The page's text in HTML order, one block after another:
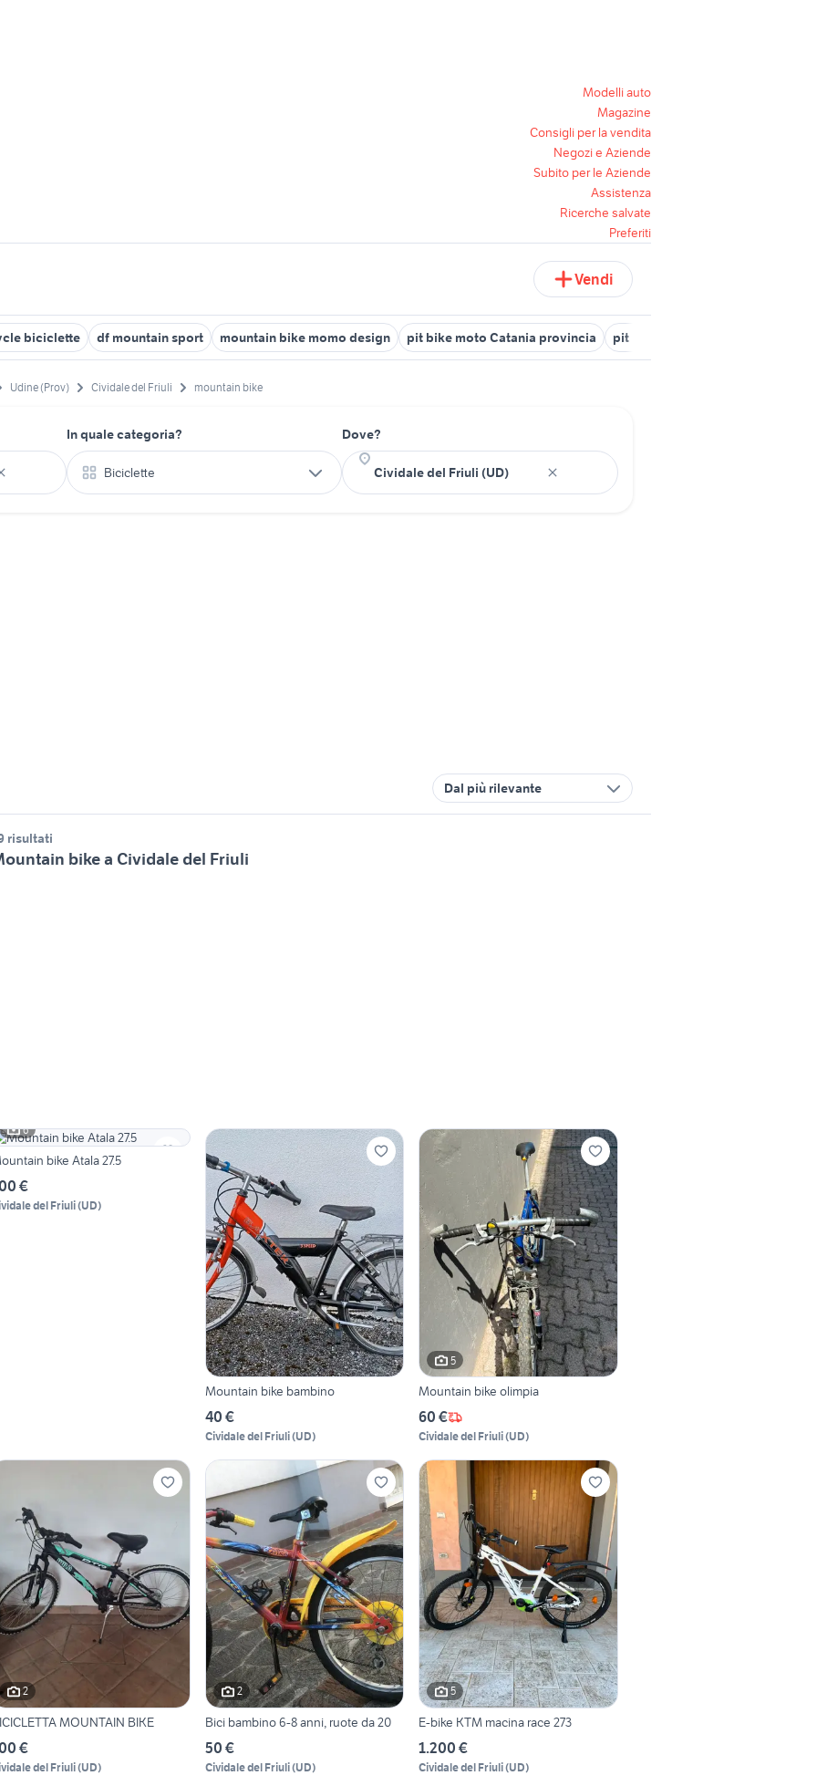
Modelli auto
Magazine
Consigli per la vendita
Negozi e Aziende
Subito per le Aziende
Assistenza
Ricerche salvate
Preferiti
Vendi
biciclette df mountain sport mountain bike momo design pit bike moto Catania provincia pit bike a vicenza e provincia
Udine (Prov) Cividale del Friuli mountain bike
In quale categoria?
Biciclette
Dove?
Dal più rilevante
risultati
bike a Cividale del Friuli
6
bike Atala 27.5
€
del Friuli(UD)
Mountain bike bambino
40 €
Cividale del Friuli(UD)
5
Mountain bike olimpia
60 €
Cividale del Friuli(UD)
2
MOUNTAIN BIKE
€
del Friuli(UD)
2
Bici bambino 6-8 anni, ruote da 20
50 €
Cividale del Friuli(UD)
5
E-bike KTM macina race 273
1.200 €
Cividale del Friuli(UD)